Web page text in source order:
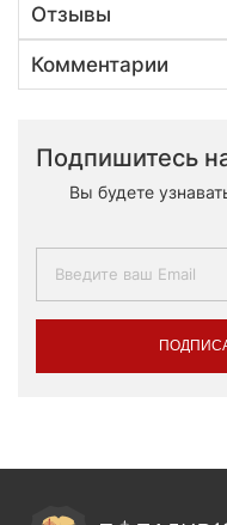
Отзывы
Комментарии
Подпишитесь
Вы будете